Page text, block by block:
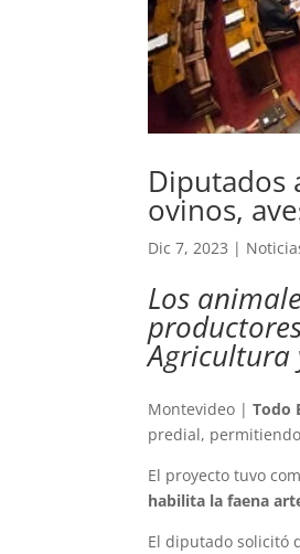
Diputados
ovinos,
Dic 7, 2023 |
Los
Agricultura
Montevideo |Todo
predial,
El proyecto tuvo
habilita la faena
El diputado solicitó